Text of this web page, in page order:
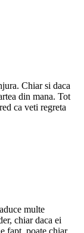
Chiar si daca
din mana. Tot
ca veti regreta
multe
chiar daca ei
fapt, poate chiar